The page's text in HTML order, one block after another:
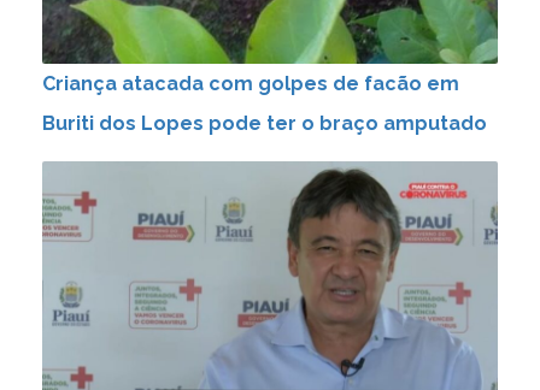
Criança atacada com golpes de facão em
Buriti dos Lopes pode ter o braço amputado